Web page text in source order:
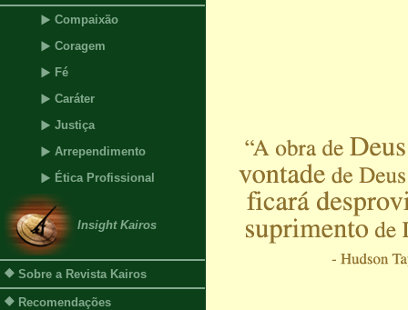
Compaixão
Coragem
Fé
Caráter
Justiça
Arrependimento
Ética Profissional
Insight Kairos
Sobre a Revista Kairos
Recomendações